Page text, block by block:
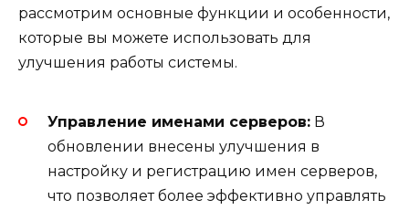
рассмотрим основные функции и особенности,
которые вы можете использовать для
улучшения работы системы.
Управление именами серверов: В
обновлении внесены улучшения в
настройку и регистрацию имен серверов,
что позволяет более эффективно управлять